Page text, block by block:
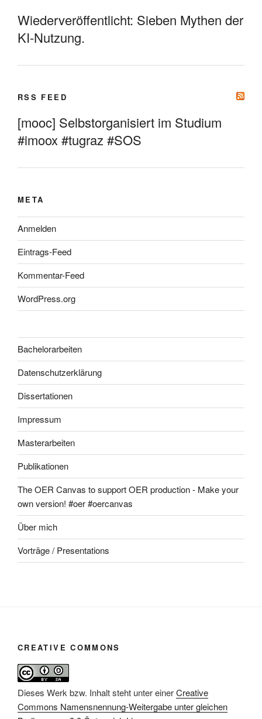
Wiederveröffentlicht: Sieben Mythen der
KI-Nutzung.
RSS FEED
[mooc] Selbstorganisiert im Studium
#imoox #tugraz #SOS
META
Anmelden
Eintrags-Feed
Kommentar-Feed
WordPress.org
Bachelorarbeiten
Datenschutzerklärung
Dissertationen
Impressum
Masterarbeiten
Publikationen
The OER Canvas to support OER production - Make your
own version! #oer #oercanvas
Über mich
Vorträge / Presentations
CREATIVE COMMONS
Dieses Werk bzw. Inhalt steht unter einerCreative
Commons Namensnennung-Weitergabe unter gleichen